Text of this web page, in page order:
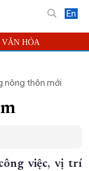
En
VĂN HÓA
ĐỌC PHÓNG SỰ
ONLINE
nông thôn mới
việc, vị trí